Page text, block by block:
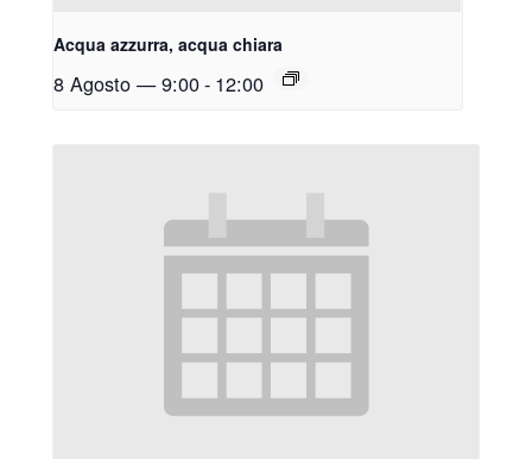
Acqua azzurra, acqua chiara
8 Agosto — 9:00- 12:00